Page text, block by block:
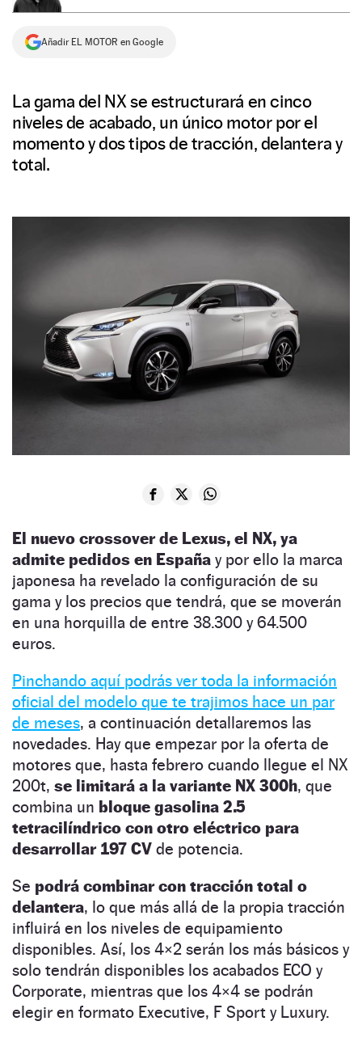
Añadir EL MOTOR en Google
La gama del NX se estructurará en cinco
niveles de acabado, un único motor por el
momento y dos tipos de tracción, delantera y
total.
El nuevo crossover de Lexus, el NX, ya
admite pedidos en España y por ello la marca
japonesa ha revelado la configuración de su
gama y los precios que tendrá, que se moverán
en una horquilla de entre 38.300 y 64.500
euros.
Pinchando aquí podrás ver toda la información
oficial del modelo que te trajimos hace un par
de meses, a continuación detallaremos las
novedades. Hay que empezar por la oferta de
motores que, hasta febrero cuando llegue el NX
200t, se limitará a la variante NX 300h, que
combina un bloque gasolina 2.5
tetracilíndrico con otro eléctrico para
desarrollar 197 CV de potencia.
Se podrá combinar con tracción total o
delantera, lo que más allá de la propia tracción
influirá en los niveles de equipamiento
disponibles. Así, los 4×2 serán los más básicos y
solo tendrán disponibles los acabados ECO y
Corporate, mientras que los 4×4 se podrán
elegir en formato Executive, F Sport y Luxury.